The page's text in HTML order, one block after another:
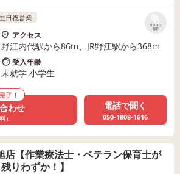
リストに
保存
日祝営業
アクセス
野江内代駅から86m、JR野江駅から368m
受入年齢
未就学 小学生
了！
わせ
）
電話で聞く
050-1808-1616
店【作業療法士・ベテラン保育士が
りわずか！】